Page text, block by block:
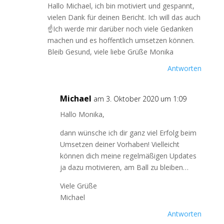
Hallo Michael, ich bin motiviert und gespannt,
vielen Dank für deinen Bericht. Ich will das auch
☝️Ich werde mir darüber noch viele Gedanken
machen und es hoffentlich umsetzen können.
Bleib Gesund, viele liebe Grüße Monika
Antworten
Michael am 3. Oktober 2020 um 1:09
Hallo Monika,
dann wünsche ich dir ganz viel Erfolg beim
Umsetzen deiner Vorhaben! Vielleicht
können dich meine regelmäßigen Updates
ja dazu motivieren, am Ball zu bleiben…
Viele Grüße
Michael
Antworten